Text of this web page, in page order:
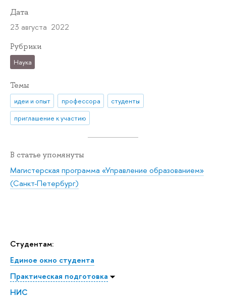
Студентам:
Единое окно студента
Практическая подготовка
НИС
Дата
23 августа 2022
Рубрики
Наука
Темы
идеи и опыт профессора
студенты
приглашение к участию
В статье упомянуты
Магистерская программа «Управление образованием»
(Санкт-Петербург)